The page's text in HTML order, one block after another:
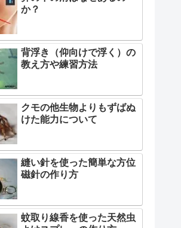
か？
背浮き（仰向けで浮く）の
教え方や練習方法
クモの他生物よりもずばぬ
けた能力について
縫い針を使った簡単な方位
磁針の作り方
蚊取り線香を使った天然虫